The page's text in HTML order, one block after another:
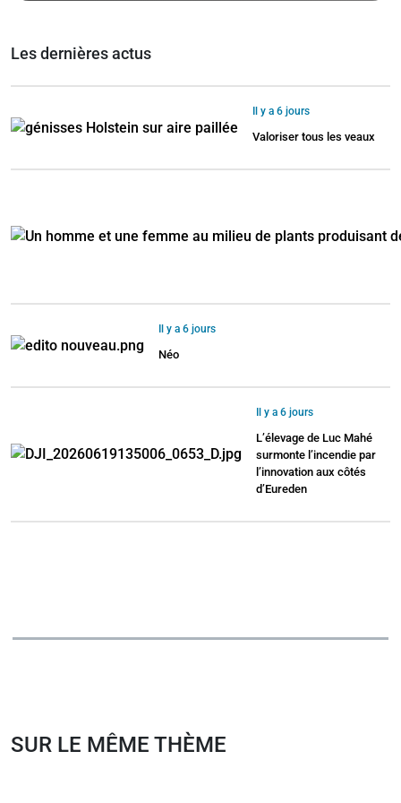
Les dernières actus
Il y a 6 jours
Valoriser tous les veaux
Il y a 6 jours
Néo
Il y a 6 jours
L’élevage de Luc Mahé
surmonte l’incendie par
l’innovation aux côtés
d’Eureden
SUR LE MÊME THÈME